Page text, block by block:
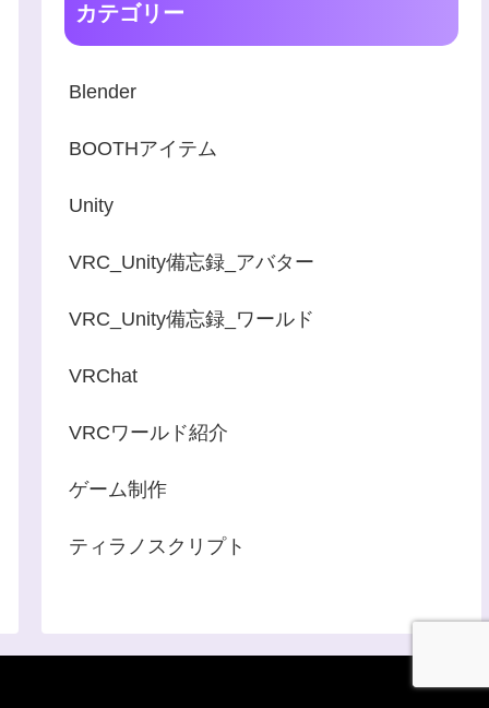
カテゴリー
Blender
BOOTHアイテム
Unity
VRC_Unity備忘録_アバター
VRC_Unity備忘録_ワールド
VRChat
VRCワールド紹介
ゲーム制作
ティラノスクリプト